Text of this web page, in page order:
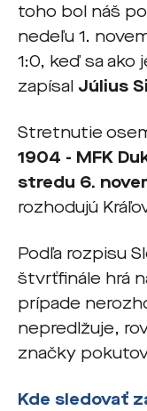
toho bol náš
nedeľu 1.
1:0, keď sa
zapísal Július
Stretnutie
1904 - MFK
stredu 6.
rozhodujú
Podľa rozpisu
štvrťfinále hrá
prípade
nepredlžuje,
značky
Kde sledovať